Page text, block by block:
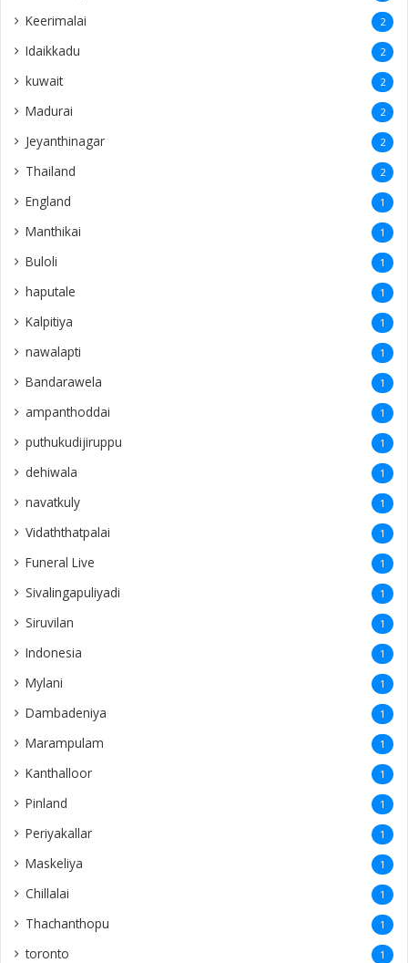
Keerimalai 2
Idaikkadu 2
kuwait 2
Madurai 2
Jeyanthinagar 2
Thailand 2
England 1
Manthikai 1
Buloli 1
haputale 1
Kalpitiya 1
nawalapti 1
Bandarawela 1
ampanthoddai 1
puthukudijiruppu 1
dehiwala 1
navatkuly 1
Vidaththatpalai 1
Funeral Live 1
Sivalingapuliyadi 1
Siruvilan 1
Indonesia 1
Mylani 1
Dambadeniya 1
Marampulam 1
Kanthalloor 1
Pinland 1
Periyakallar 1
Maskeliya 1
Chillalai 1
Thachanthopu 1
toronto 1